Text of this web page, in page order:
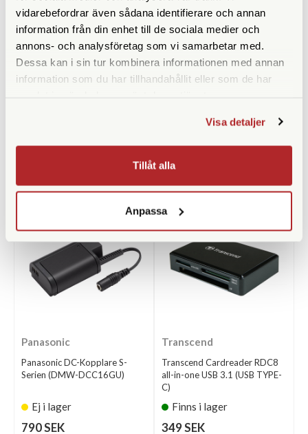
vidarebefordrar även sådana identifierare och annan
information från din enhet till de sociala medier och
annons- och analysföretag som vi samarbetar med.
Dessa kan i sin tur kombinera informationen med annan
information som du har tillhandahållit eller som de har
Visa detaljer
Tillåt alla
Anpassa
B+W B+W
Panasonic
Panasonic DC-Kopplare S-
Serien (DMW-DCC16GU)
Ej i lager
790 SEK
Transcend
Transcend Cardreader RDC8
all-in-one USB 3.1 (USB TYPE-
C)
Finns i lager
349 SEK